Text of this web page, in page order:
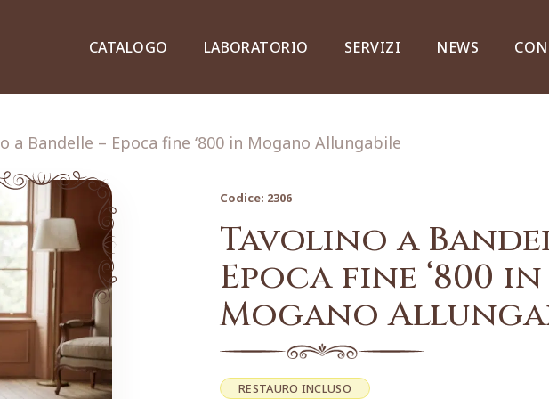
CATALOGO
Credenze, piattaie e vetrine
Lampade e lampadari Specchiere
Dipinti e stampe
LABORATORIO SERVIZI NEWS
a Bandelle – Epoca fine ‘800 in Mogano Allungabile
Codice: 2306
Tavolino a
Epoca fine ‘800 in
Mogano
RESTAURO INCLUSO